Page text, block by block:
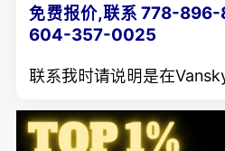
免费报价,联系 778-
604-357-0025
联系我时请说明是在